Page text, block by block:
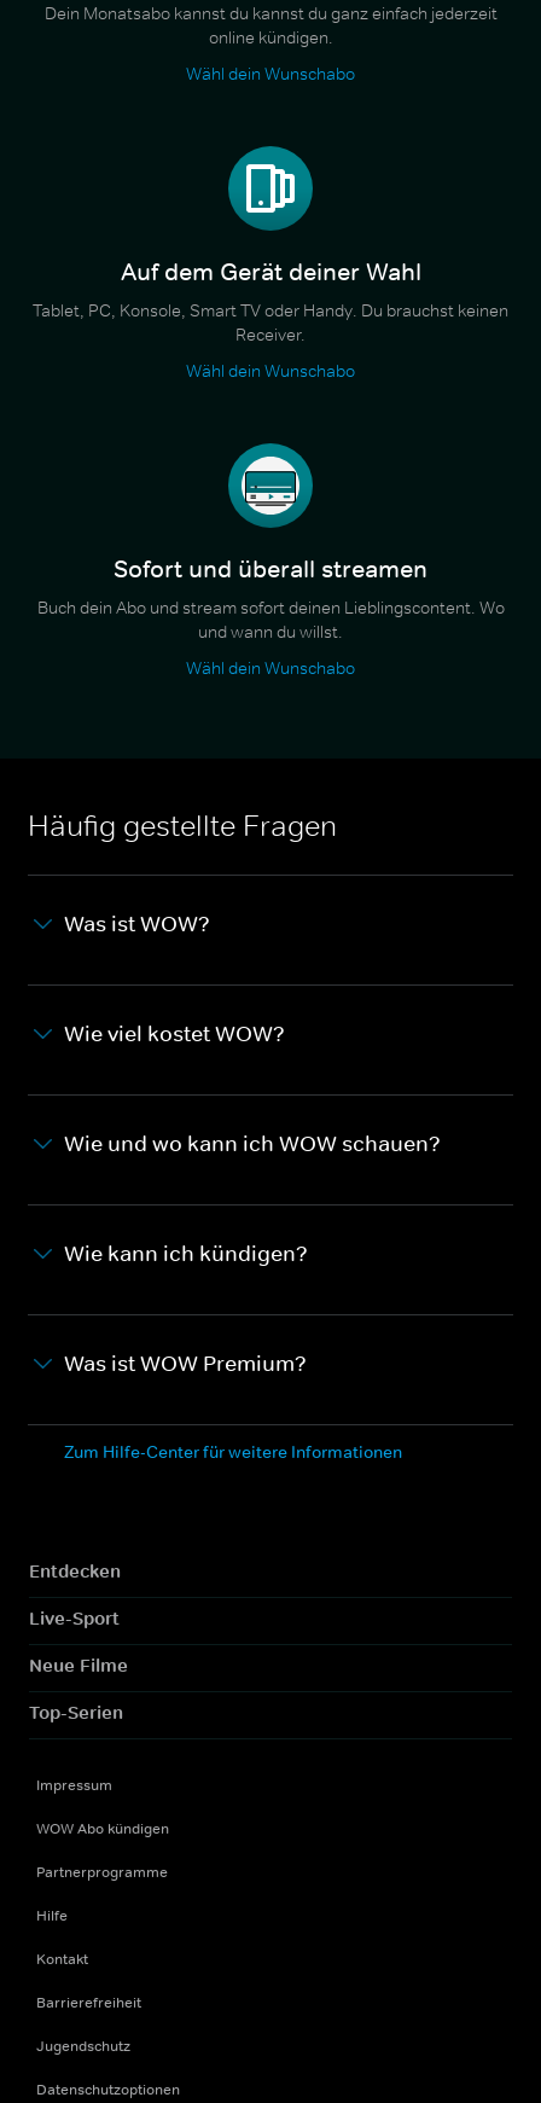
Dein Monatsabo kannst du kannst du ganz einfach jederzeit
online kündigen.
Wähl dein Wunschabo
Auf dem Gerät deiner Wahl
Tablet, PC, Konsole, Smart TV oder Handy. Du brauchst keinen
Receiver.
Wähl dein Wunschabo
Sofort und überall streamen
Buch dein Abo und stream sofort deinen Lieblingscontent. Wo
und wann du willst.
Wähl dein Wunschabo
Häufig gestellte Fragen
Was ist WOW?
Wie viel kostet WOW?
Wie und wo kann ich WOW schauen?
Wie kann ich kündigen?
Was ist WOW Premium?
Zum Hilfe-Center für weitere Informationen
Entdecken
Live-Sport
Neue Filme
Top-Serien
Impressum
WOW Abo kündigen
Partnerprogramme
Hilfe
Kontakt
Barrierefreiheit
Jugendschutz
Datenschutzoptionen